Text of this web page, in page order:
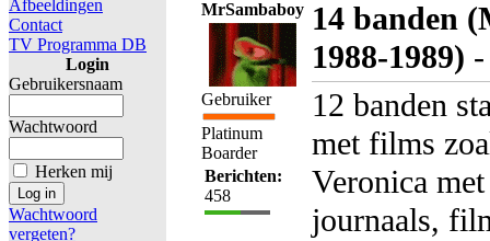
Afbeeldingen
Contact
TV Programma DB
Login
Gebruikersnaam
Wachtwoord
Herken mij
Wachtwoord
vergeten?
MrSambaboy
Gebruiker
Platinum
Boarder
Berichten:
458
14 banden
1988-1989)
12 banden
met films
Veronica
journaals,